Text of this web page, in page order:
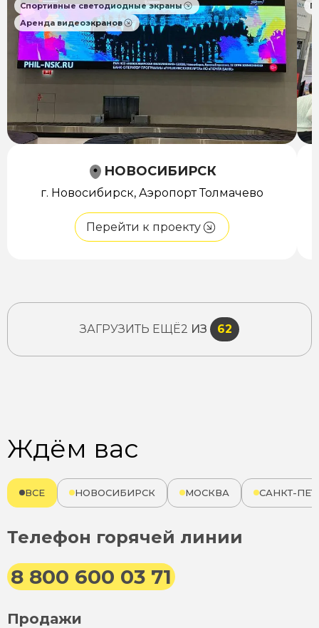
Спортивные светодиодные экраны
Аренда видеоэкранов
НОВОСИБИРСК
г. Новосибирск, Аэропорт Толмачево
Перейти к проекту
ЗАГРУЗИТЬ ЕЩЁ2 ИЗ 62
Ждём вас
ВСЕ НОВОСИБИРСК МОСКВА САНКТ-
Телефон горячей линии
8 800 600 03 71
Продажи